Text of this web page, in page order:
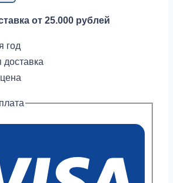
от 25.000 рублей
год
доставка